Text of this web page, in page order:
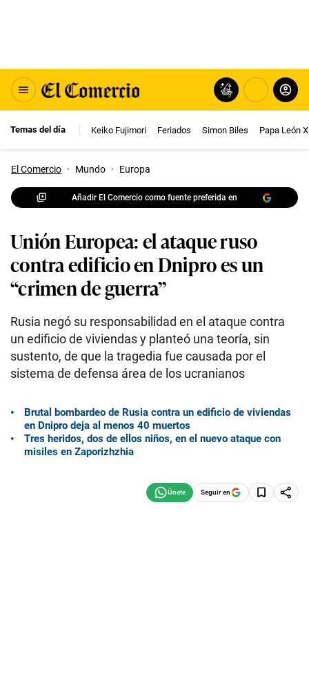
Temas del día Keiko Fujimori Feriados Simon Biles Papa León
El Comercio · Mundo · Europa
Añadir El Comercio como fuente preferida en
Unión Europea: el ataque ruso
contra edificio en Dnipro es un
“crimen de guerra”
Rusia negó su responsabilidad en el ataque contra
un edificio de viviendas y planteó una teoría, sin
sustento, de que la tragedia fue causada por el
sistema de defensa área de los ucranianos
Brutal bombardeo de Rusia contra un edificio de viviendas
en Dnipro deja al menos 40 muertos
Tres heridos, dos de ellos niños, en el nuevo ataque con
misiles en Zaporizhzhia
Seguir en